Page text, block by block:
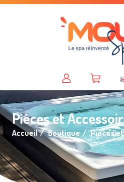
Pièces et
Accueil Boutique Pièces